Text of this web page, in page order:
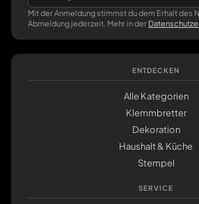
Mit der Anmeldung stimmst du dem Erhalt des
Abmeldung jederzeit. Mehr in der
ENTDECKEN
Alle Kategorien
Klemmbretter
Dekoration
Haushalt & Küche
Stempel
SERVICE